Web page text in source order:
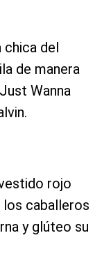
chica del
de manera
Wanna
rojo
los caballeros
y glúteo su